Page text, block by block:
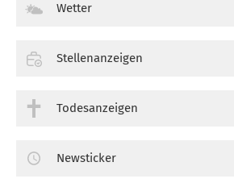
Wetter
Stellenanzeigen
Todesanzeigen
Newsticker